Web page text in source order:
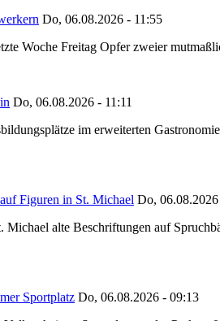
Do, 06.08.2026 - 11:55
Woche Freitag Opfer zweier
Do, 06.08.2026 - 11:11
im erweiterten
Figuren in St. Michael Do,
alte Beschriftungen auf
Sportplatz Do, 06.08.2026 - 09:13